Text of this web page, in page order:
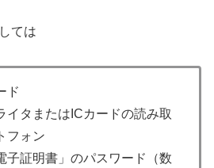
ては
ド
イタまたはICカードの読み取
フォン
子証明書」のパスワード（数